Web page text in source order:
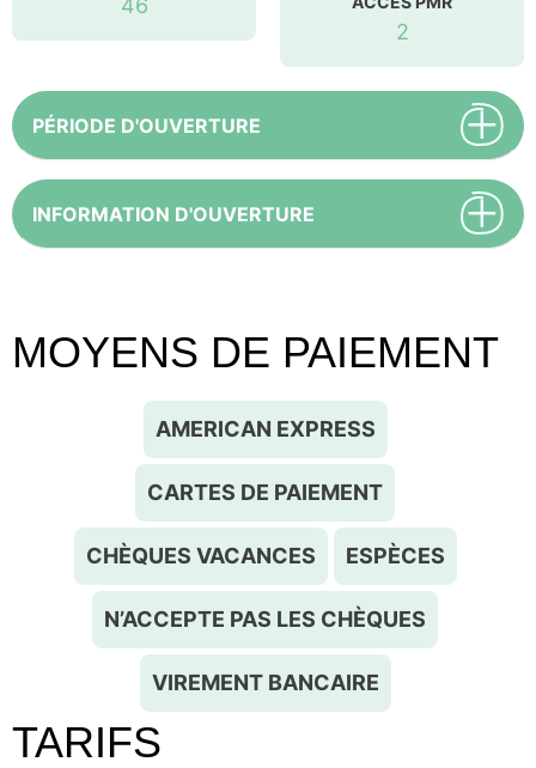
2
PÉRIODE D'OUVERTURE
INFORMATION D'OUVERTURE
MOYENS DE PAIEMENT
AMERICAN EXPRESS
CARTES DE PAIEMENT
CHÈQUES VACANCES ESPÈCES
N’ACCEPTE PAS LES CHÈQUES
VIREMENT BANCAIRE
TARIFS